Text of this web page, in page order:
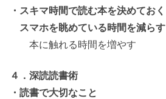
・スキマ時間で読む本を決めておく
スマホを眺めている時間を減らす
本に触れる時間を増やす
４．深読読書術
・読書で大切なこと